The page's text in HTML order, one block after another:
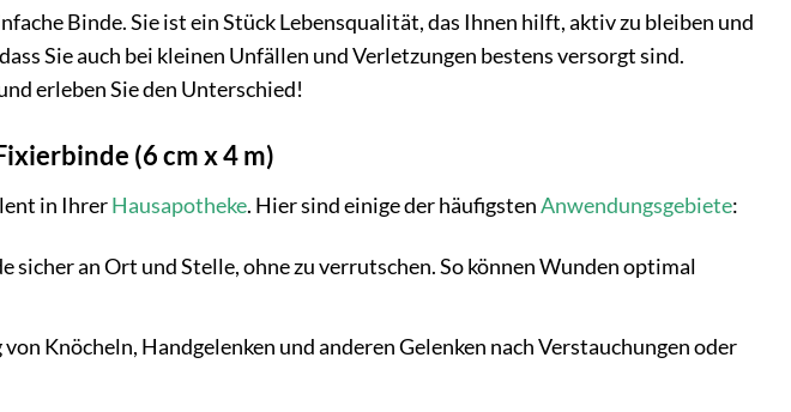
Binde. Sie ist ein Stück Lebensqualität, das Ihnen hilft, aktiv zu bleiben und
Sie auch bei kleinen Unfällen und Verletzungen bestens versorgt sind.
erleben Sie den Unterschied!
(6 cm x 4 m)
in IhrerHausapotheke. Hier sind einige der häufigstenAnwendungsgebiete:
sicher an Ort und Stelle, ohne zu verrutschen. So können Wunden optimal
Knöcheln, Handgelenken und anderen Gelenken nach Verstauchungen oder